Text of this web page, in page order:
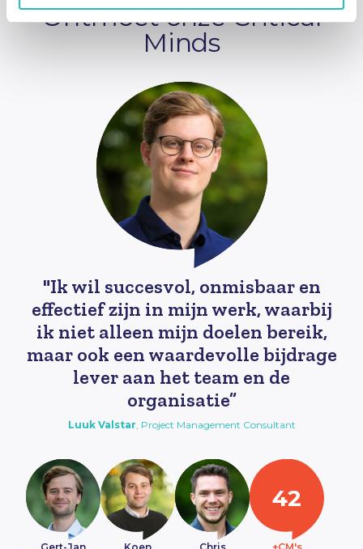
Ontmoet onze Critical
Minds
Ik wil succesvol, onmisbaar en
effectief zijn in mijn werk, waarbij
ik niet alleen mijn doelen bereik,
maar ook een waardevolle bijdrage
lever aan het team en de
organisatie
Luuk Valstar, Project Management Consultant
42